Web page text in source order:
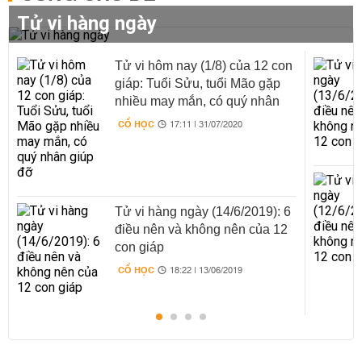
Tử vi hàng ngày
Tử vi hôm nay (1/8) của 12 con
giáp: Tuổi Sửu, tuổi Mão gặp
nhiều may mắn, có quý nhân
giúp đỡ
CỔ HỌC 17:11 | 31/07/2020
Tử vi hàng ngày (14/6/2019): 6
điều nên và không nên của 12
con giáp
CỔ HỌC 18:22 | 13/06/2019